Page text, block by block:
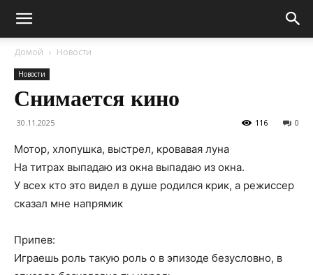
Домой Новости
Новости
Снимается кино
30.11.2025 0
116
Мотор, хлопушка, выстрел, кровавая луна
На титрах выпадаю из окна выпадаю из окна.
У всех кто это видел в душе родился крик, а режиссер
сказал мне напрямик
Припев:
Играешь роль такую роль о в эпизоде безусловно, в